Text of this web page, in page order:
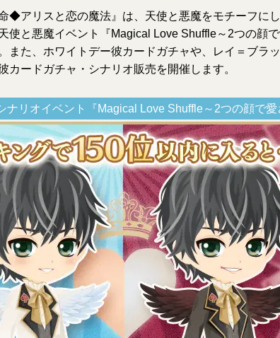
命◆アリスと恋の魔法』は、天使と悪魔をモチーフに
使と悪魔イベント『Magical Love Shuffle～2つの顔
また、ホワイトデー彼カードガチャや、レイ＝ブラ
カードガチャ・シナリオ販売を開催します。
ナリオイベント『Magical Love Shuffle～2つの顔で愛